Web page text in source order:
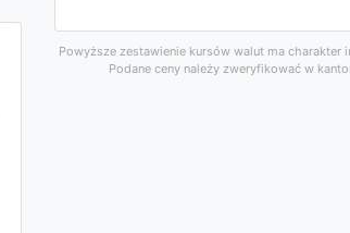
Powyższe zestawienie kursów walut ma charakter
Podane ceny należy zweryfikować w